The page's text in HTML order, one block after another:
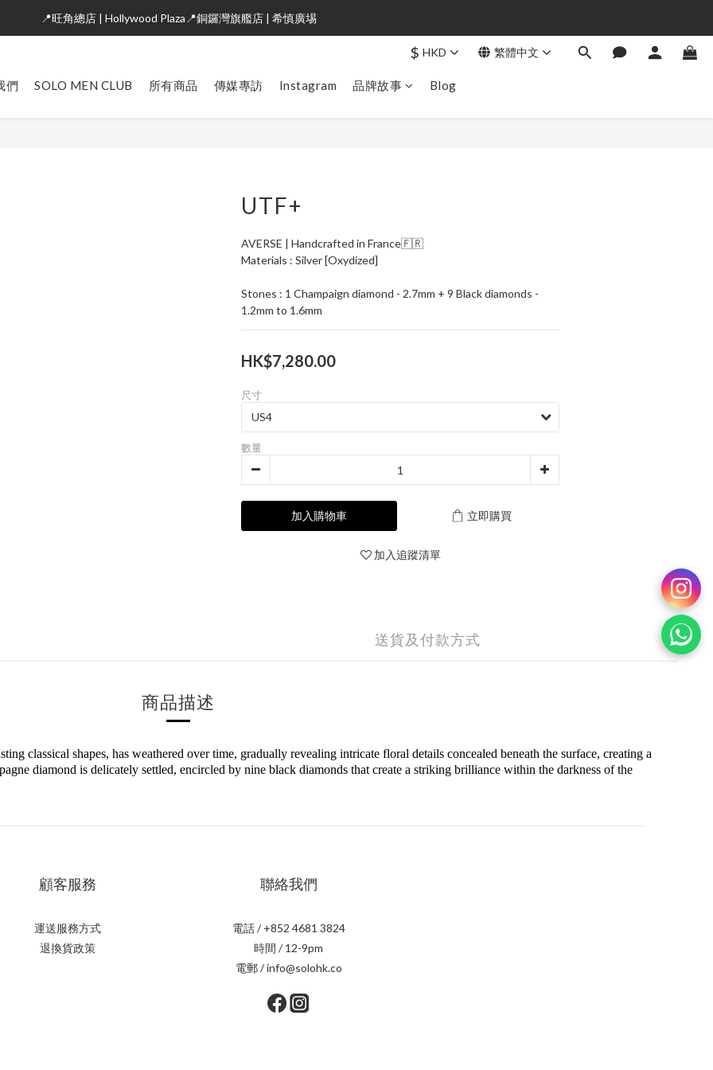
📍旺角總店 | Hollywood Plaza📍銅鑼灣旗艦店 | 希慎廣埸
$ HKD 繁體中文
們 SOLO MEN CLUB 所有商品 傳媒專訪 Instagram 品牌故事 Blog
UTF+
AVERSE | Handcrafted in France🇫🇷
Materials : Silver [Oxydized]
Stones : 1 Champaign diamond - 2.7mm + 9 Black diamonds -
1.2mm to 1.6mm
HK$7,280.00
尺寸
數量
加入購物車 立即購買
加入追蹤清單
送貨及付款方式
商品描述
classical shapes, has weathered over time, gradually revealing intricate floral details concealed beneath the surface, creating a
diamond is delicately settled, encircled by nine black diamonds that create a striking brilliance within the darkness of the
顧客服務
運送服務方式
退換貨政策
聯絡我們
電話 / +852 4681 3824
時間 / 12-9pm
電郵 / info@solohk.co